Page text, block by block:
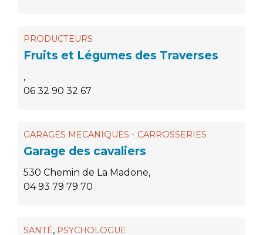
PRODUCTEURS
Fruits et Légumes des Traverses
,
06 32 90 32 67
GARAGES MECANIQUES - CARROSSERIES
Garage des cavaliers
530 Chemin de La Madone,
04 93 79 79 70
SANTÉ, PSYCHOLOGUE